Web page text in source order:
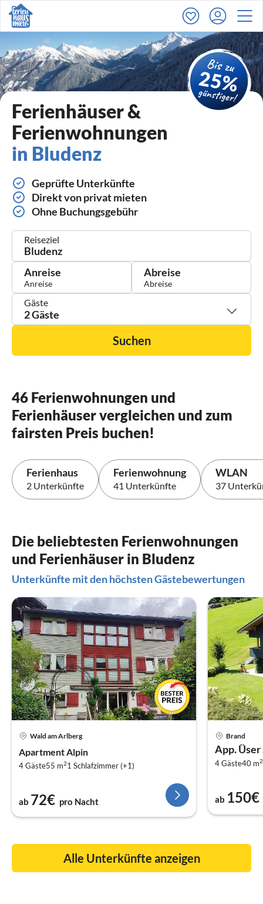
Ferienhäuser &
Ferienwohnungen
in Bludenz
Geprüfte Unterkünfte
Direkt von privat mieten
Ohne Buchungsgebühr
Reiseziel
Anreise Abreise
Gäste
2 Gäste
Suchen
46 Ferienwohnungen und
Ferienhäuser vergleichen und zum
fairsten Preis buchen!
Ferienhaus
2 Unterkünfte
Ferienwohnung
41 Unterkünfte
WLAN
37
Die beliebtesten Ferienwohnungen
und Ferienhäuser in Bludenz
Unterkünfte mit den höchsten Gästebewertungen
Wald am Arlberg
Apartment Alpin
4 Gäste55 m21 Schlafzimmer (+1)
ab 72€ pro Nacht
Brand
App.
4 Gäste40 m2
ab 150€
Alle Unterkünfte anzeigen